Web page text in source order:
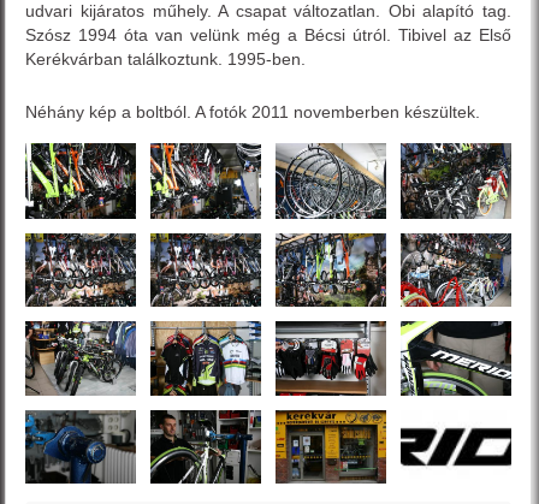
udvari kijáratos műhely. A csapat változatlan. Obi alapító tag.
Szósz 1994 óta van velünk még a Bécsi útról. Tibivel az Első
Kerékvárban találkoztunk. 1995-ben.
Néhány kép a boltból. A fotók 2011 novemberben készültek.